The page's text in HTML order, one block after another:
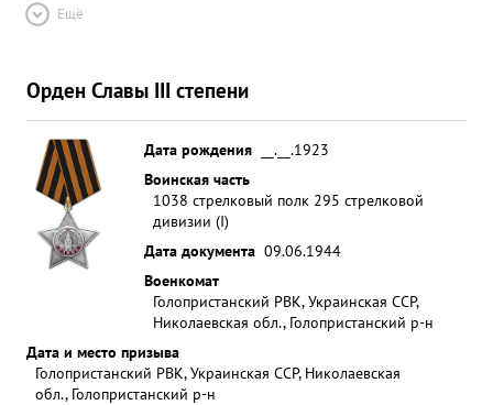
Ещё
Орден Славы III степени
Дата рождения
__.__.1923
Воинская часть
1038 стрелковый полк 295 стрелковой
дивизии (I)
Дата документа 09.06.1944
Военкомат
Голопристанский РВК, Украинская ССР,
Николаевская обл., Голопристанский р-н
Дата и место призыва
Голопристанский РВК, Украинская ССР, Николаевская
обл., Голопристанский р-н